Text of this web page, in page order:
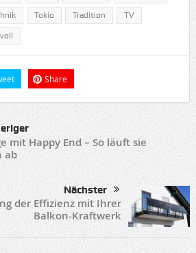
Tokio Tradition TV
Share
mit Happy End – So läuft sie
ab
Nächster
der Effizienz mit Ihrer
Balkon-Kraftwerk